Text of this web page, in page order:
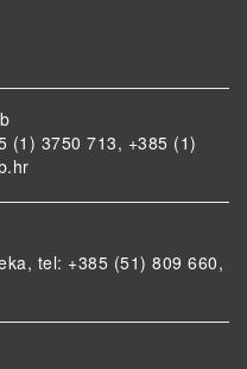
(1) 3750 713, +385 (1)
tel: +385 (51) 809 660,